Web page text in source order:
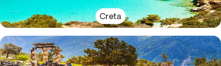
Creta